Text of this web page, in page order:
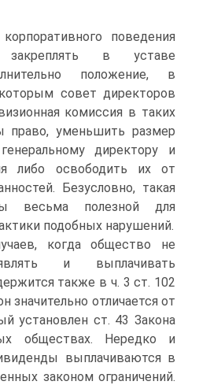
поведения
закреплять в уставе
положение, в
совет директоров
комиссия в таких
право, уменьшить размер
директору и
либо освободить их от
Безусловно, такая
весьма полезной для
подобных нарушений.
когда общество не
и выплачивать
также в ч. 3 ст. 102
значительно отличается от
установлен ст. 43 Закона
обществах. Нередко и
выплачиваются в
законом ограничений.